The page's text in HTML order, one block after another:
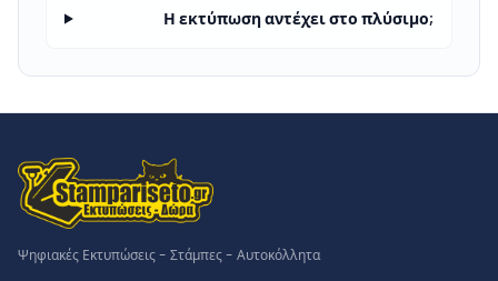
Η εκτύπωση αντέχει στο πλύσιμο;
Ψηφιακές Εκτυπώσεις - Στάμπες - Αυτοκόλλητα